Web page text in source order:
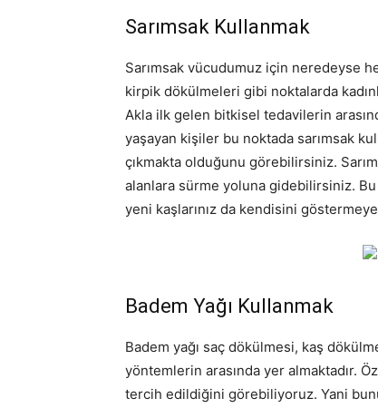
Sarımsak Kullanmak
Sarımsak vücudumuz için neredeyse
kirpik dökülmeleri gibi noktalarda
Akla ilk gelen bitkisel tedavilerin
yaşayan kişiler bu noktada sarımsak
çıkmakta olduğunu görebilirsiniz.
alanlara sürme yoluna gidebilirsiniz.
yeni kaşlarınız da kendisini
Badem Yağı Kullanmak
Badem yağı saç dökülmesi, kaş
yöntemlerin arasında yer almaktadır.
tercih edildiğini görebiliyoruz. Yani